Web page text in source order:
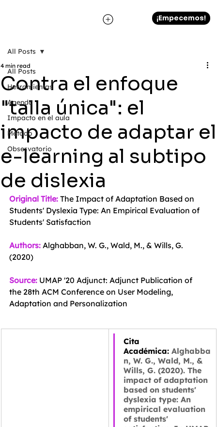
¡Empecemos!
All Posts
Herramientas
Agenda
Impacto en el aula
Método
Observatorio
All Posts
Contra el enfoque
"talla única": el
impacto de adaptar el
e-learning al subtipo
de dislexia
4 min read
Original Title: The Impact of Adaptation Based on
Students' Dyslexia Type: An Empirical Evaluation of
Students' Satisfaction
Authors: Alghabban, W. G., Wald, M., & Wills, G.
(2020)
Source: UMAP '20 Adjunct: Adjunct Publication of
the 28th ACM Conference on User Modeling,
Adaptation and Personalization
Cita
Académica: Alghabba
n, W. G., Wald, M., &
Wills, G. (2020). The
impact of adaptation
based on students'
dyslexia type: An
empirical evaluation
of students'